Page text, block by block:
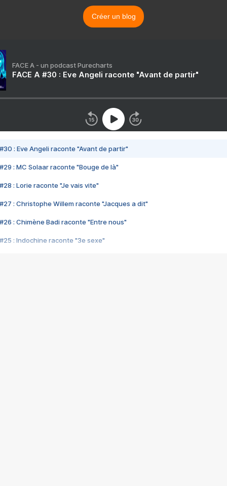
Créer un blog
FACE A - un podcast Purecharts
FACE A #30 : Eve Angeli raconte "Avant de partir"
#30 : Eve Angeli raconte "Avant de partir"
#29 : MC Solaar raconte "Bouge de là"
#28 : Lorie raconte "Je vais vite"
#27 : Christophe Willem raconte "Jacques a dit"
#26 : Chimène Badi raconte "Entre nous"
#25 : Indochine raconte "3e sexe"